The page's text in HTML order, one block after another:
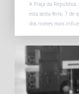
A Praça da
esta sexta-feira, 7 de
dos nomes mais